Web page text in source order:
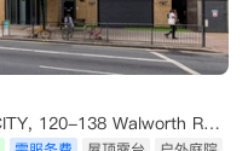
Dashwood Studios by UNIVERSE.CITY, 120-138 Walworth Road, London SE17 1JL, UK